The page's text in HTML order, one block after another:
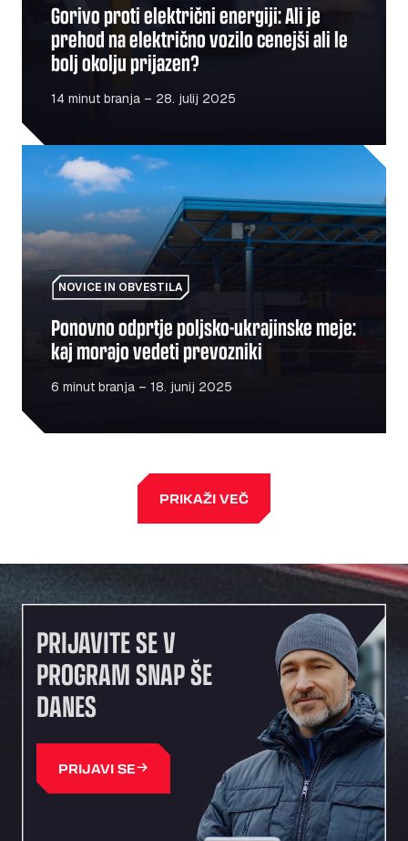
Gorivo proti električni energiji: Ali je
prehod na električno vozilo cenejši ali le
bolj okolju prijazen?
14 minut branja – 28. julij 2025
Ponovno odprtje poljsko-ukrajinske meje: kaj morajo
NOVICE IN OBVESTILA
Ponovno odprtje poljsko-ukrajinske meje:
kaj morajo vedeti prevozniki
6 minut branja – 18. junij 2025
PRIKAŽI VEČ
PRIJAVITE SE V
PROGRAM SNAP ŠE
DANES
PRIJAVI SE